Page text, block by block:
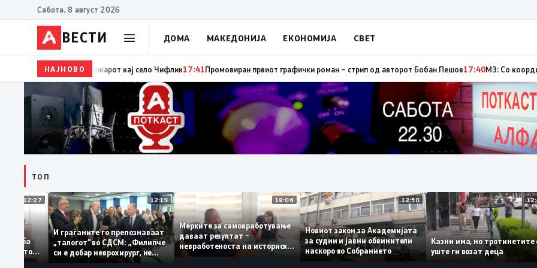
Сабота, 8 август 2026
ВЕСТИ ДОМА МАКЕДОНИЈА ЕКОНОМИЈА СВЕТ
НАЈНОВО17:42ЦУК: До 18 часот 11 пожари на отворен простор, од кои три се активни – изгаснат пожарот кај село Чифлик17:41
ТОП
12:27
За
треба
12:19
И граѓаните го препознаваат
„талогот“ во СДСМ: „Филипче
си е добар неврохирург, не
треба се занимава со
18:06
Мерките за самовработување
даваат резултат –
невработеноста на историски
најниско ниво од 11,3%
12:50
Новиот закон за Академијата
за судии и јавни обвинители
наскоро во Собранието
Казни има, но
уште ги возат деца